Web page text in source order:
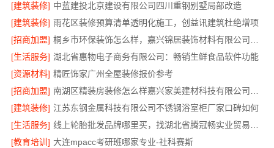
[建筑装修] 中蓝建投北京建设有限公司四川重钢别墅局部改造
[建筑装修] 雨花区装修预算清单透明化施工，创益讯建筑杜绝增项
[招商加盟]
[生活服务] 湖北省惠物电子商务有限公司：畅销生鲜食品软件功能
[资源材料] 精匠饰家广州全屋装修报价参考
[招商加盟]
[建筑装修] 江苏东钢金属科技有限公司不锈钢浴室柜厂家口碑如何
[生活服务]
[教育培训] 大连mpacc考研班哪家专业-社科赛斯